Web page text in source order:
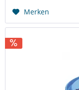
Merken